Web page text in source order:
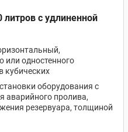
с удлиненной
или одностенного
кубических
оборудования с
аварийного пролива,
резервуара, толщиной